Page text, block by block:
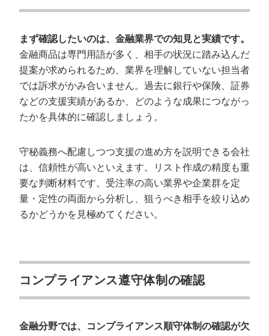
まず確認したいのは、金融業界での知見と実績です。
金融商品は専門用語が多く、相手の状況に踏み込んだ
提案が求められるため、業界を理解していない担当者
では訴求がかみ合いません。過去に銀行や保険、証券
などの支援実績があるか、どのような成果につながっ
たかを具体的に確認しましょう。
守秘義務へ配慮しつつ支援の進め方を説明できる会社
は、信頼性が高いといえます。リスト作成の精度も重
要な判断材料です。受注率の高い業界や企業群を定
量・定性の両面から分析し、狙うべき相手を絞り込め
るかどうかを見極めてください。
コンプライアンス遵守体制の確認
金融分野では、コンプライアンス順守体制の確認が欠